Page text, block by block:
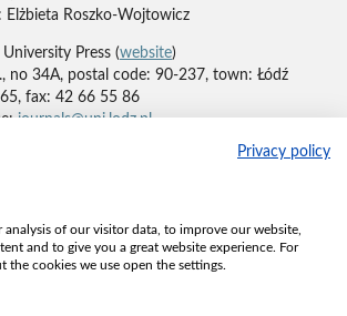
Privacy policy
analysis of our visitor data, to improve our website,
and to give you a great website experience. For
the cookies we use open the settings.
Elżbieta Roszko-Wojtowicz
University Press (website)
no 34A, postal code: 90-237, town: Łódź
65, fax: 42 66 55 86
journals@uni.lodz.pl